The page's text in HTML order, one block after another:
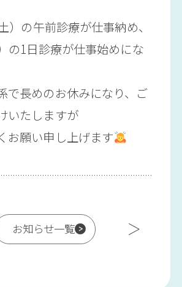
）の午前診療が仕事納め、
の1日診療が仕事始めにな
で長めのお休みになり、ご
いたしますが
お願い申し上げます
お知らせ一覧